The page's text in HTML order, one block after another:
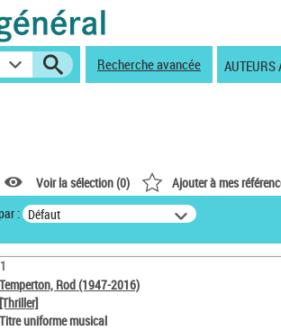
Recherche avancée AUTEURS
Voir la sélection (0) Ajouter à mes
: Défaut
1
Temperton, Rod (1947-2016)
[Thriller]
Titre uniforme musical